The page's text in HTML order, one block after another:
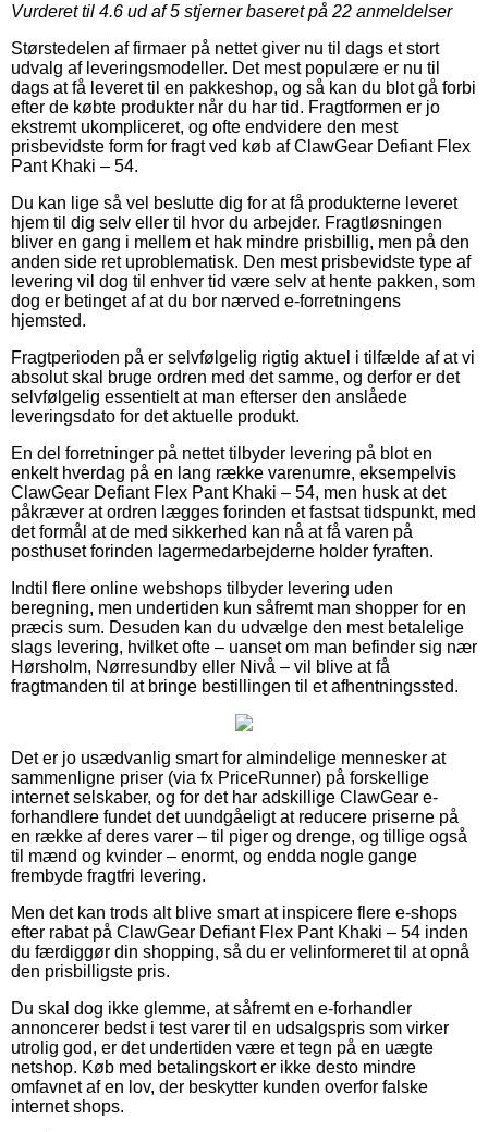
Vurderet til 4.6 ud af 5 stjerner baseret på 22 anmeldelser
Størstedelen af firmaer på nettet giver nu til dags et stort
udvalg af leveringsmodeller. Det mest populære er nu til
dags at få leveret til en pakkeshop, og så kan du blot gå forbi
efter de købte produkter når du har tid. Fragtformen er jo
ekstremt ukompliceret, og ofte endvidere den mest
prisbevidste form for fragt ved køb af ClawGear Defiant Flex
Pant Khaki – 54.
Du kan lige så vel beslutte dig for at få produkterne leveret
hjem til dig selv eller til hvor du arbejder. Fragtløsningen
bliver en gang i mellem et hak mindre prisbillig, men på den
anden side ret uproblematisk. Den mest prisbevidste type af
levering vil dog til enhver tid være selv at hente pakken, som
dog er betinget af at du bor nærved e-forretningens
hjemsted.
Fragtperioden på er selvfølgelig rigtig aktuel i tilfælde af at vi
absolut skal bruge ordren med det samme, og derfor er det
selvfølgelig essentielt at man efterser den anslåede
leveringsdato for det aktuelle produkt.
En del forretninger på nettet tilbyder levering på blot en
enkelt hverdag på en lang række varenumre, eksempelvis
ClawGear Defiant Flex Pant Khaki – 54, men husk at det
påkræver at ordren lægges forinden et fastsat tidspunkt, med
det formål at de med sikkerhed kan nå at få varen på
posthuset forinden lagermedarbejderne holder fyraften.
Indtil flere online webshops tilbyder levering uden
beregning, men undertiden kun såfremt man shopper for en
præcis sum. Desuden kan du udvælge den mest betalelige
slags levering, hvilket ofte – uanset om man befinder sig nær
Hørsholm, Nørresundby eller Nivå – vil blive at få
fragtmanden til at bringe bestillingen til et afhentningssted.
Det er jo usædvanlig smart for almindelige mennesker at
sammenligne priser (via fx PriceRunner) på forskellige
internet selskaber, og for det har adskillige ClawGear e-
forhandlere fundet det uundgåeligt at reducere priserne på
en række af deres varer – til piger og drenge, og tillige også
til mænd og kvinder – enormt, og endda nogle gange
frembyde fragtfri levering.
Men det kan trods alt blive smart at inspicere flere e-shops
efter rabat på ClawGear Defiant Flex Pant Khaki – 54 inden
du færdiggør din shopping, så du er velinformeret til at opnå
den prisbilligste pris.
Du skal dog ikke glemme, at såfremt en e-forhandler
annoncerer bedst i test varer til en udsalgspris som virker
utrolig god, er det undertiden være et tegn på en uægte
netshop. Køb med betalingskort er ikke desto mindre
omfavnet af en lov, der beskytter kunden overfor falske
internet shops.